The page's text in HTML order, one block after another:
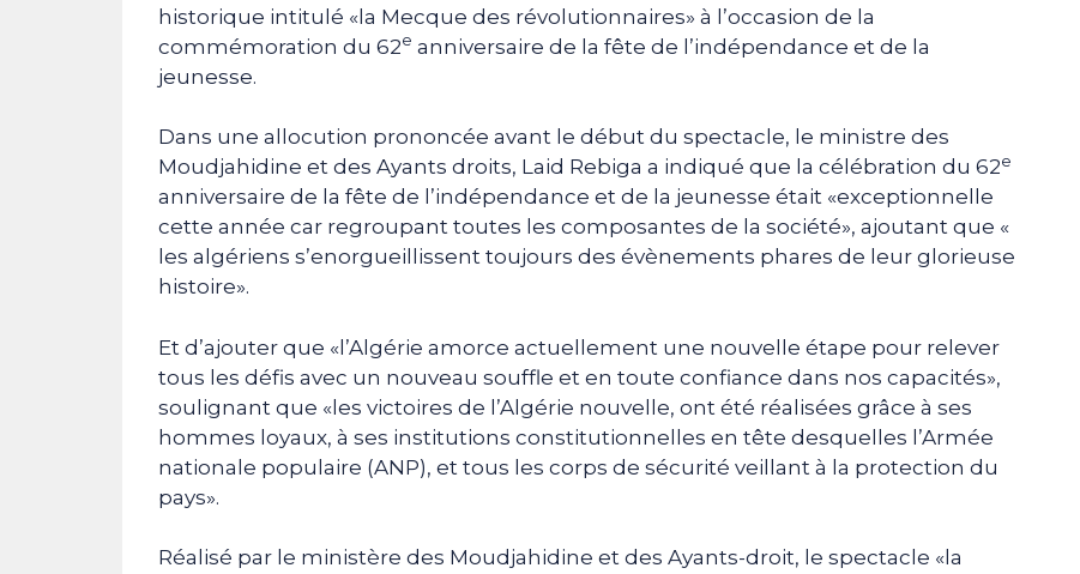
historique intitulé «la Mecque des révolutionnaires» à l’occasion de la
commémoration du 62e anniversaire de la fête de l’indépendance et de la
jeunesse.
Dans une allocution prononcée avant le début du spectacle, le ministre des
Moudjahidine et des Ayants droits, Laid Rebiga a indiqué que la célébration du 62e
anniversaire de la fête de l’indépendance et de la jeunesse était «exceptionnelle
cette année car regroupant toutes les composantes de la société», ajoutant que «
les algériens s’enorgueillissent toujours des évènements phares de leur glorieuse
histoire».
Et d’ajouter que «l’Algérie amorce actuellement une nouvelle étape pour relever
tous les défis avec un nouveau souffle et en toute confiance dans nos capacités»,
soulignant que «les victoires de l’Algérie nouvelle, ont été réalisées grâce à ses
hommes loyaux, à ses institutions constitutionnelles en tête desquelles l’Armée
nationale populaire (ANP), et tous les corps de sécurité veillant à la protection du
pays».
Réalisé par le ministère des Moudjahidine et des Ayants-droit, le spectacle «la